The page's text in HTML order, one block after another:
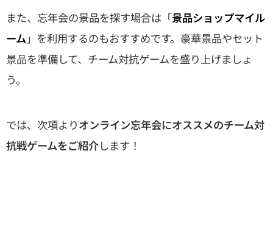
また、忘年会の景品を探す場合は「景品ショップマイル
ーム」を利用するのもおすすめです。豪華景品やセット
景品を準備して、チーム対抗ゲームを盛り上げましょ
う。
では、次項よりオンライン忘年会にオススメのチーム対
抗戦ゲームをご紹介します！